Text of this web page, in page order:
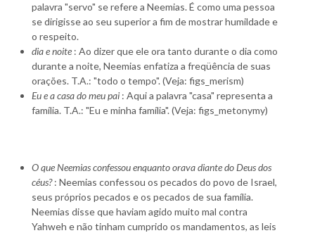
palavra "servo" se refere a Neemias. É como uma pessoa
se dirigisse ao seu superior a fim de mostrar humildade e
o respeito.
dia e noite : Ao dizer que ele ora tanto durante o dia como
durante a noite, Neemias enfatiza a freqüência de suas
orações. T.A.: "todo o tempo". (Veja: figs_merism)
Eu e a casa do meu pai : Aqui a palavra "casa" representa a
família. T.A.: "Eu e minha família". (Veja: figs_metonymy)
O que Neemias confessou enquanto orava diante do Deus dos
céus?: Neemias confessou os pecados do povo de Israel,
seus próprios pecados e os pecados de sua família.
Neemias disse que haviam agido muito mal contra
Yahweh e não tinham cumprido os mandamentos, as leis